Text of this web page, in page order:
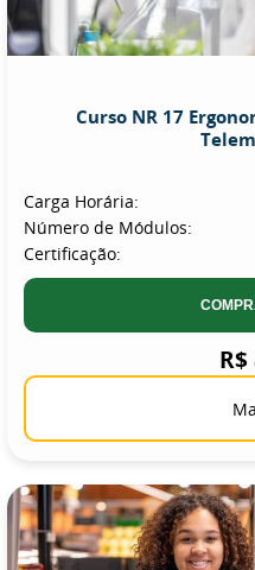
Curso NR 17
Carga Horária:
Número de Módulos:
Certificação: